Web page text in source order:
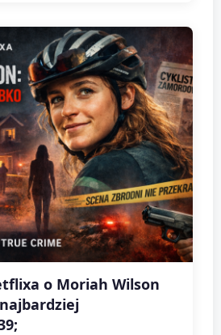
o Moriah Wilson